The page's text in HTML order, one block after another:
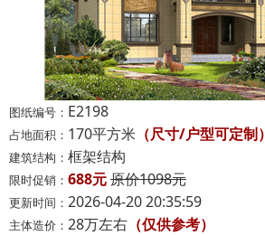
图纸编号： E2198
占地面积： 170平方米 （尺寸/户型可定制）
建筑结构： 框架结构
限时促销： 688元原价1098元
更新时间： 2026-04-20 20:35:59
主体造价： 28万左右 （仅供参考）